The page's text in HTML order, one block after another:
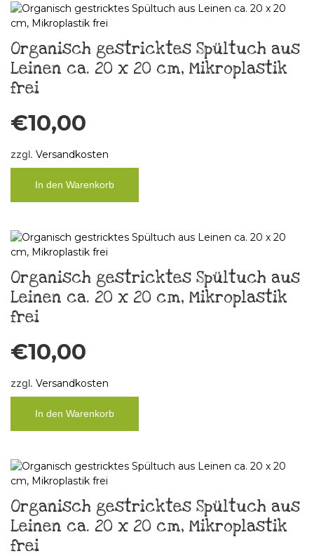
Organisch gestricktes Spültuch aus
Leinen ca. 20 x 20 cm, Mikroplastik
frei
€10,00
zzgl. Versandkosten
In den Warenkorb
Organisch gestricktes Spültuch aus
Leinen ca. 20 x 20 cm, Mikroplastik
frei
€10,00
zzgl. Versandkosten
In den Warenkorb
Organisch gestricktes Spültuch aus
Leinen ca. 20 x 20 cm, Mikroplastik
frei